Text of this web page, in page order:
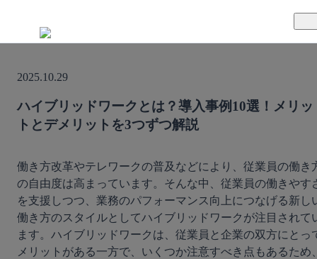
サポート体制
セキュリティ体制
料金案内
導入事例
活用方法
運営会社
セミナー
2025.10.29
ハイブリッドワークとは？導入事例10選！メリッ
トとデメリットを3つずつ解説
働き方改革やテレワークの普及などにより、従業員の働き
の自由度は高まっています。そんな中、従業員の働きやす
を支援しつつ、業務のパフォーマンス向上につなげる新し
働き方のスタイルとしてハイブリッドワークが注目されて
ます。ハイブリッドワークは、従業員と企業の双方にとっ
メリットがある一方で、いくつか注意すべき点もあるため